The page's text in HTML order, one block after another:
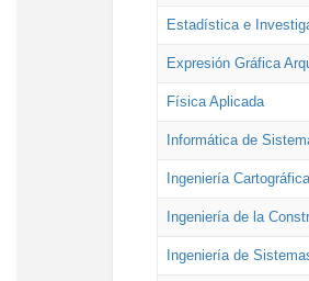
Estadística e
Expresión Gráfica
Física Aplicada
Informática de
Ingeniería
Ingeniería de la
Ingeniería de